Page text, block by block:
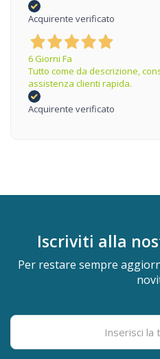
Acquirente verificato
6 Giorni Fa
Tutto come da descrizione,
assistenza clienti rapida.
Acquirente verificato
Iscriviti alla
Per restare sempre